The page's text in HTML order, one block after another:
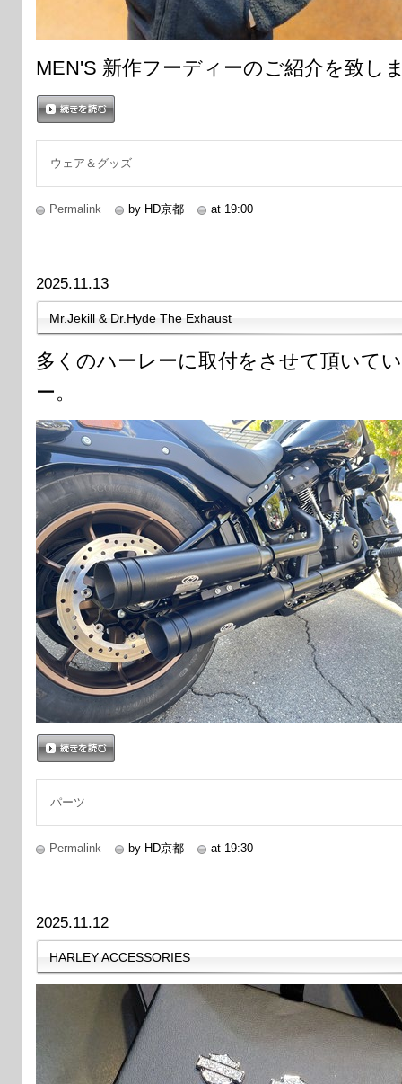
MEN'S 新作フーディーのご紹介を致し
ウェア＆グッズ
Permalink by HD京都 at 19:00
2025.11.13
Mr.Jekill & Dr.Hyde The Exhaust
多くのハーレーに取付をさせて頂いて
ー。
パーツ
Permalink by HD京都 at 19:30
2025.11.12
HARLEY ACCESSORIES